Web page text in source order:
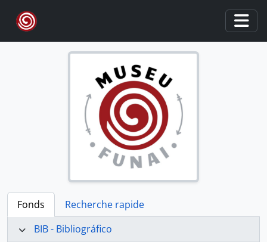
Skip to main content
Fonds
Recherche rapide
BIB - Bibliográfico